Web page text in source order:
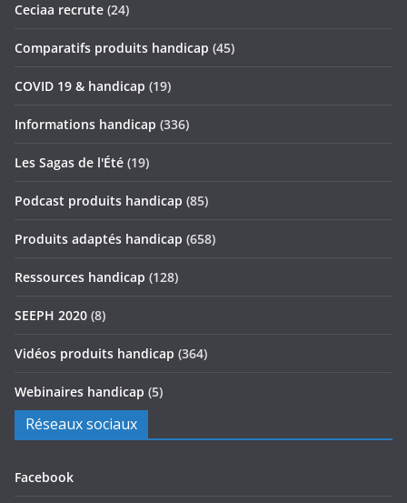
Ceciaa recrute (24)
Comparatifs produits handicap (45)
COVID 19 & handicap (19)
Informations handicap (336)
Les Sagas de l'Été (19)
Podcast produits handicap (85)
Produits adaptés handicap (658)
Ressources handicap (128)
SEEPH 2020 (8)
Vidéos produits handicap (364)
Webinaires handicap (5)
Réseaux sociaux
Facebook